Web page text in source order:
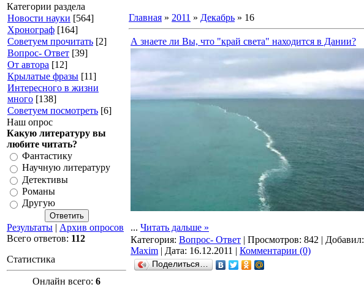
Категории раздела
Новости науки [564]
Хронограф [164]
Советуем прочитать [2]
Вопрос- Ответ [39]
От автора [12]
Крылатые фразы [11]
Интересного в жизни
много [138]
Советуем посмотреть [6]
Наш опрос
Какую литературу вы
любите читать?
Фантастику
Научную литературу
Детективы
Романы
Другую
Результаты | Архив опросов
Всего ответов: 112
Статистика
Онлайн всего: 6
Главная » 2011 » Декабрь » 16
А знаете ли Вы, что "край света" находится в Дании?
... Читать дальше »
Категория: Вопрос- Ответ | Просмотров: 842 | Добавил:
Maxim | Дата: 16.12.2011 | Комментарии (0)
Поделиться…